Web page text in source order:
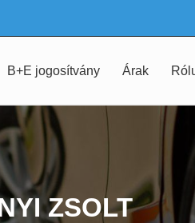
B+E jogosítvány Árak
ZSOLT